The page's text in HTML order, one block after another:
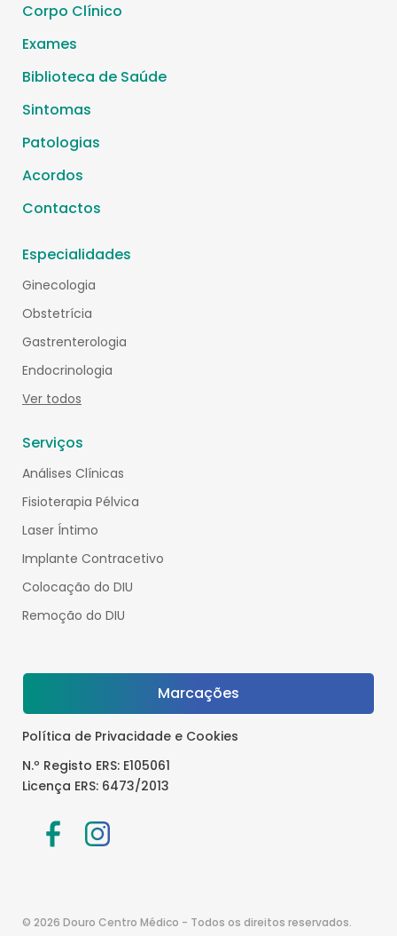
Corpo Clínico
Exames
Biblioteca de Saúde
Sintomas
Patologias
Acordos
Contactos
Especialidades
Ginecologia
Obstetrícia
Gastrenterologia
Endocrinologia
Ver todos
Serviços
Análises Clínicas
Fisioterapia Pélvica
Laser Íntimo
Implante Contracetivo
Colocação do DIU
Remoção do DIU
Marcações
Política de Privacidade e Cookies
N.º Registo ERS: E105061
Licença ERS: 6473/2013
© 2026 Douro Centro Médico - Todos os direitos reservados.